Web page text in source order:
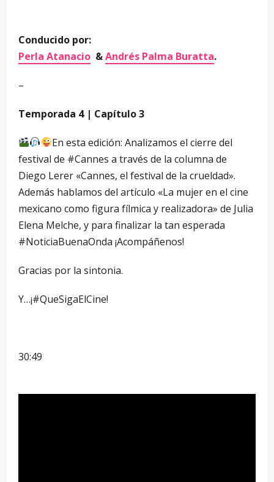
Conducido por:
Perla Atanacio &Andrés Palma Buratta.
–
Temporada 4 | Capítulo 3
En esta edición: Analizamos el cierre del
festival de #Cannes a través de la columna de
Diego Lerer «Cannes, el festival de la crueldad».
Además hablamos del artículo «La mujer en el cine
mexicano como figura fílmica y realizadora» de Julia
Elena Melche, y para finalizar la tan esperada
#NoticiaBuenaOnda ¡Acompáñenos!
Gracias por la sintonia.
Y…¡#QueSigaElCine!
30:49